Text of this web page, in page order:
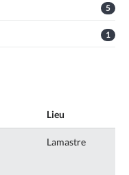
5
1
Lieu
Lamastre